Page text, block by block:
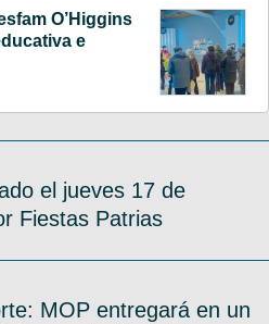
O’Higgins
e
el jueves 17 de
Fiestas Patrias
MOP entregará en un